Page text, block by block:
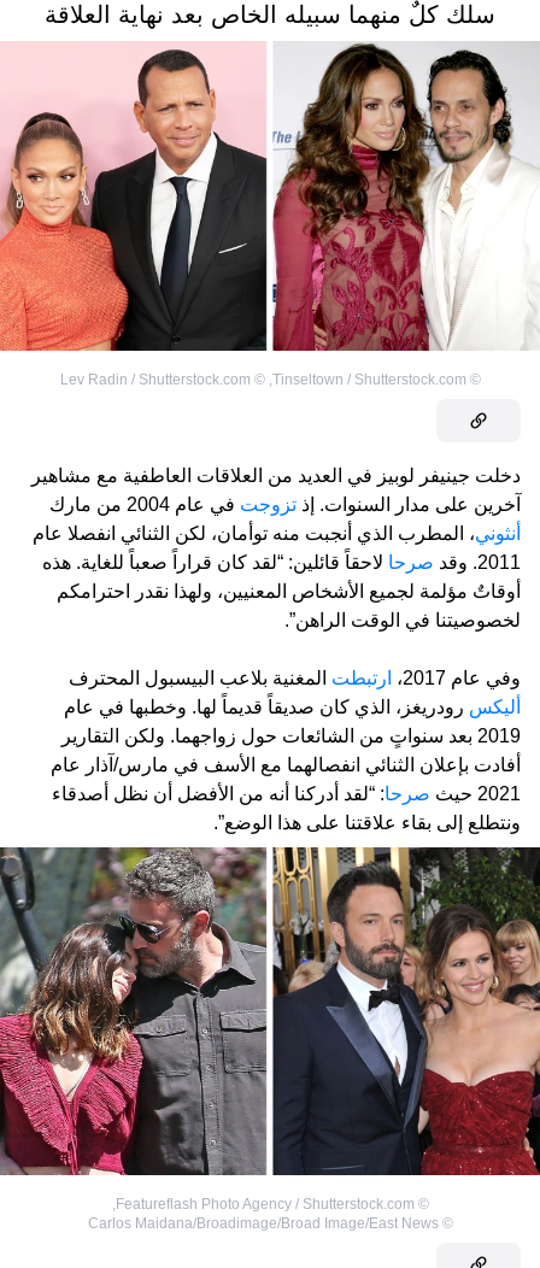
سلك كلٌ منهما سبيله الخاص بعد نهاية العلاقة
©
Tinseltown / Shutterstock.com
,
©
Lev Radin / Shutterstock.com
دخلت جينيفر لوبيز في العديد من العلاقات العاطفية مع مشاهير
آخرين على مدار السنوات. إذ تزوجت في عام 2004 من مارك
أنثوني، المطرب الذي أنجبت منه توأمان، لكن الثنائي انفصلا عام
2011. وقد
صرحا لاحقاً قائلين: “لقد كان قراراً صعباً للغاية. هذه
أوقاتٌ مؤلمة لجميع الأشخاص المعنيين، ولهذا نقدر احترامكم
لخصوصيتنا في الوقت الراهن”.
وفي عام 2017، ارتبطت المغنية بلاعب البيسبول المحترف
أليكس رودريغز، الذي كان صديقاً قديماً لها. وخطبها في عام
2019 بعد سنواتٍ من الشائعات حول زواجهما. ولكن التقارير
أفادت بإعلان الثنائي انفصالهما مع الأسف في مارس/آذار عام
2021 حيث
صرحا: “لقد أدركنا أنه من الأفضل أن نظل أصدقاء
ونتطلع إلى بقاء علاقتنا على هذا الوضع”.
©
Featureflash Photo Agency / Shutterstock.com
©
Carlos Maidana/Broadimage/Broad Image/East News